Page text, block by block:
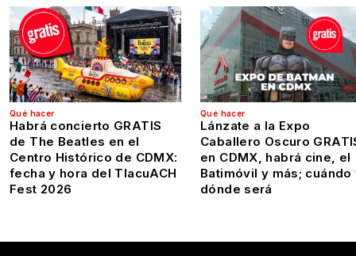
Qué hacer
Habrá concierto GRATIS
de The Beatles en el
Centro Histórico de CDMX:
fecha y hora del TlacuACH
Fest 2026
Qué hacer
Lánzate a la Expo
Caballero Oscuro
en CDMX, habrá cine, el
Batimóvil y más; cuándo
dónde será